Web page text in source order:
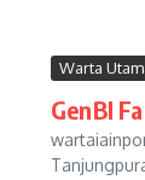
Warta
GenBI